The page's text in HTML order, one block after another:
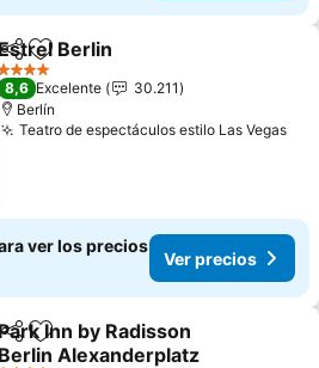
CompartirAñadir a favoritos
Estrel Berlin
4 Estrellas
8,6 Excelente
30.211
Berlín
Teatro de espectáculos estilo Las Vegas
ver los precios
Ver precios
CompartirAñadir a favoritos
Park Inn by Radisson
Berlin Alexanderplatz